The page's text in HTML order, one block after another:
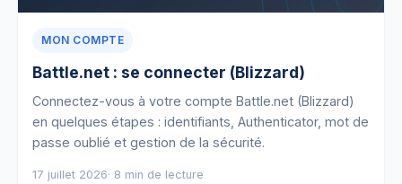
MON COMPTE
Battle.net : se connecter (Blizzard)
Connectez-vous à votre compte Battle.net (Blizzard)
en quelques étapes : identifiants, Authenticator, mot de
passe oublié et gestion de la sécurité.
17 juillet 2026· 8 min de lecture